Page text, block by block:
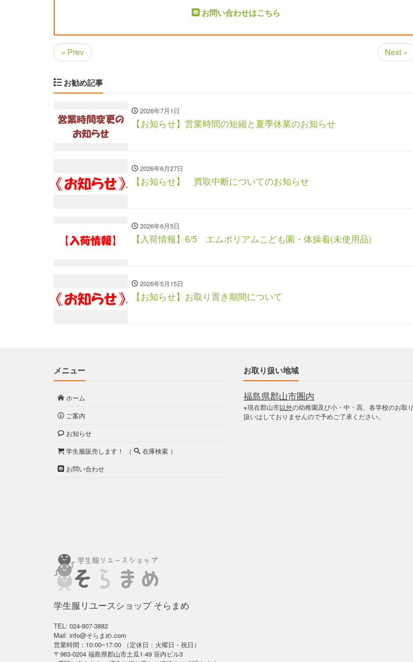
お問い合わせはこちら
« Prev Next »
お勧め記事
2026年7月1日
【お知らせ】営業時間の短縮と夏季休業のお知らせ
2026年6月27日
【お知らせ】 買取中断についてのお知らせ
2026年6月5日
【入荷情報】6/5 エムポリアムこども園・体操着(未使用品)
2026年5月15日
【お知らせ】お取り置き期間について
メニュー
ホーム
ご案内
お知らせ
学生服販売します！ （
在庫検索 ）
お問い合わせ
お取り扱い地域
福島県郡山市圏内
※現在郡山市以外の幼稚園及び小・中・高、各学校のお取り
扱いはしておりませんので予めご了承ください。
学生服リユースショップ そらまめ
TEL: 024-907-3882
Mail: info@そらまめ.com
営業時間：10:00~17:00 （定休日：火曜日・祝日）
〒963-0204 福島県郡山市土瓜1-49 笹内ビル3